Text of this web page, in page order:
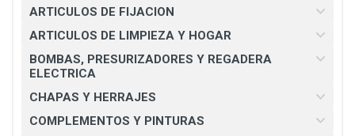
ARTICULOS DE FIJACION
ARTICULOS DE LIMPIEZA Y HOGAR
BOMBAS, PRESURIZADORES Y REGADERA
ELECTRICA
CHAPAS Y HERRAJES
COMPLEMENTOS Y PINTURAS